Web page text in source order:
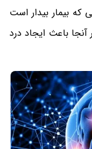
بیمار بیدار است
باعث ایجاد درد